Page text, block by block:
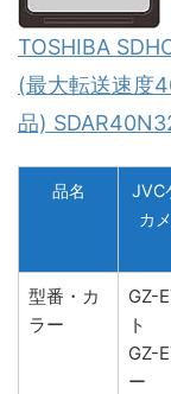
TOSHIBA
(最大転送速度
品)
品名
JVC
カ
型番・カ
ラー
GZ-
ト
GZ-
ー